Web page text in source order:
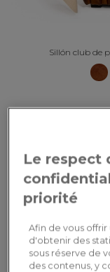
Sillón club de
Le respect
priorité
Afin de vous
d'obtenir des
sous réserve de
des contenus, y